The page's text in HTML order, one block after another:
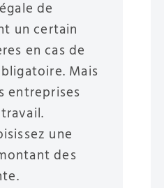
de
un certain
en cas de
Mais
entreprises
une
des